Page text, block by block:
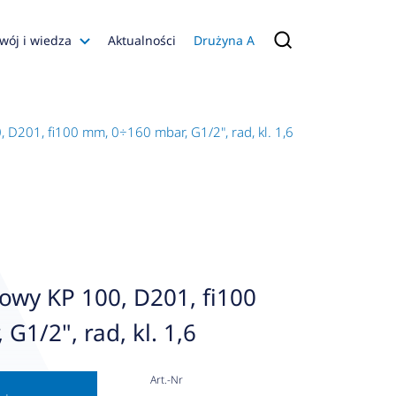
i wiedza
Konfiguratory
Aktualności Drużyna A
D201, fi100 mm, 0÷160 mbar, G1/2", rad, kl. 1,6
KP 100, D201, fi100
G1/2", rad, kl. 1,6
Art.-Nr